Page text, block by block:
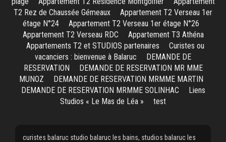
T2 Rez de Chaussée Gémeaux
Appartement T2 Verseau 1er
étage N°24
Appartement T2 Verseau 1er étage N°26
Appartement T2 Verseau RDC
Appartement T3 Athéna
Appartements T2 et STUDIOS partenaires
Curistes ou
vacanciers : bienvenue à Balaruc
DEMANDE DE
RESERVATION
DEMANDE DE RESERVATION MR MME
MUNOZ
DEMANDE DE RESERVATION MRMME MARTIN
DEMANDE DE RESERVATION MRMME SOLINHAC
Liens
Studios « Le Mas de Léa »
test
curistes balaruc studio balaruc les bains, studios balaruc les